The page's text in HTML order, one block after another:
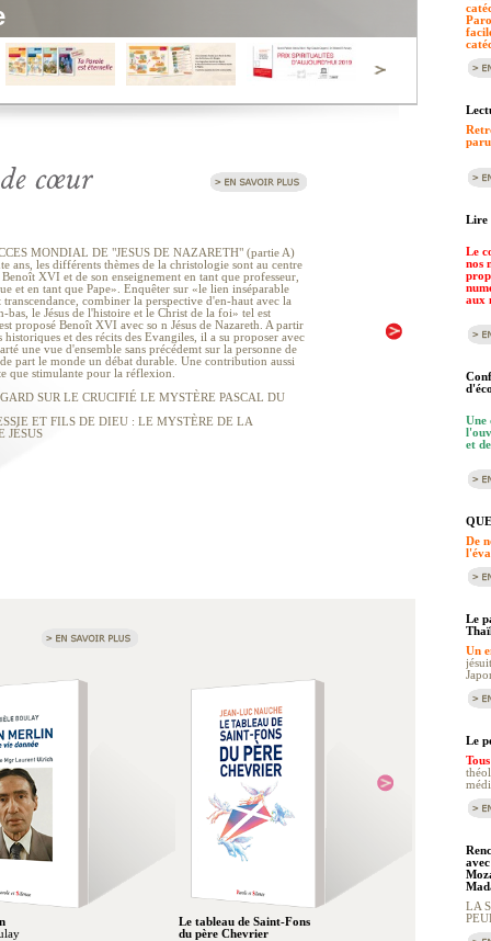
MONDIAL DE "JESUS DE NAZARETH" (partie A)
ans, les différents thèmes de la christologie sont au centre
XVI et de son enseignement en tant que professeur,
et en tant que Pape». Enquêter sur «le lien inséparable
transcendance, combiner la perspective d'en-haut avec la
bas, le Jésus de l'histoire et le Christ de la foi» tel est
proposé Benoît XVI avec so n Jésus de Nazareth. A partir
historiques et des récits des Evangiles, il a su proposer avec
une vue d'ensemble sans précédemt sur la personne de
de part le monde un débat durable. Une contribution aussi
que stimulante pour la réflexion.
SUR LE CRUCIFIÉ LE MYSTÈRE PASCAL DU
ET FILS DE DIEU : LE MYSTÈRE DE LA
JÉSUS
Le tableau de Saint-Fons
du père Chevrier
La tragédie
philosophie
Lire
Le
nos
aux
Une
et
De
Le
Un
Le
LA